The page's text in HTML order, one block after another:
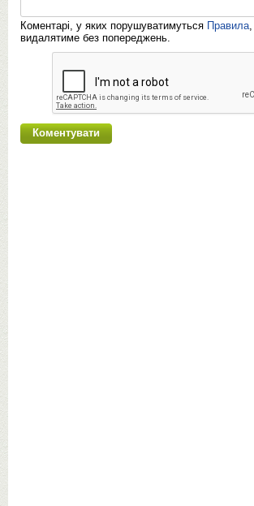
Коментарі, у яких порушуватимуться Правила
видалятиме без попереджень.